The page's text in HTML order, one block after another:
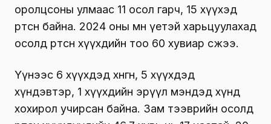
оролцсоны улмаас 11 осол гарч, 15 хүүхэд
өртсөн байна. 2024 оны мөн үетэй харьцуулахад
осолд өртсөн хүүхдийн тоо 60 хувиар өсжээ.
Үүнээс 6 хүүхдэд хөнгөн, 5 хүүхдэд
хүндэвтэр, 1 хүүхдийн эрүүл мэндэд хүнд
хохирол учирсан байна. Зам тээврийн осолд